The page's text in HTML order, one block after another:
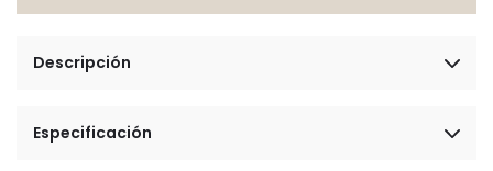
Descripción
Especificación